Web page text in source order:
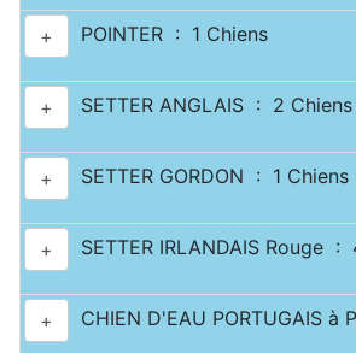
+ POINTER : 1 Chiens
+ SETTER ANGLAIS : 2 Chiens
+ SETTER GORDON : 1 Chiens
+ SETTER IRLANDAIS Rouge :
+ CHIEN D'EAU PORTUGAIS